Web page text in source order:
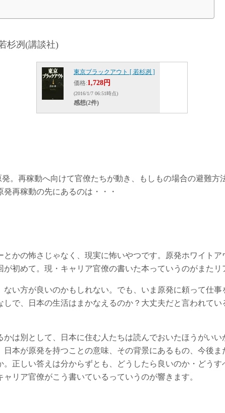
杉冽(講談社)
東京ブラックアウト [ 若杉冽 ]
価格:1,728円
(2016/1/7 06:51時点)
感想(2件)
。再稼動へ向けて官僚たちが動き、もしもの場合の避難方
発再稼動の先にあるのは・・・
とかの怖さじゃなく、現実に怖いやつです。原発ホワイト
が初めて。現・キャリア官僚の書いた本っていうのがまたリ
ない方が良いのかもしれない。でも、いま原発に頼って仕
しで、日本の生活はまかなえるのか？大丈夫だと言われて
かは別として、日本に住む人たちは読んでおいたほうがい
日本が原発を持つことの意味、その背景にあるもの、今後
。正しい答えは分からずとも、どうしたら良いのか・どう
リア官僚がこう書いているっていうのが響きます。